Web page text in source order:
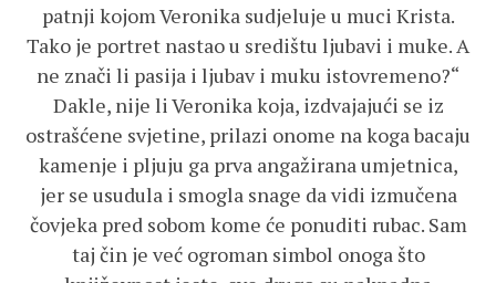
patnji kojom Veronika sudjeluje u muci Krista.
Tako je portret nastao u središtu ljubavi i muke. A
ne znači li pasija i ljubav i muku istovremeno?“
Dakle, nije li Veronika koja, izdvajajući se iz
ostrašćene svjetine, prilazi onome na koga bacaju
kamenje i pljuju ga prva angažirana umjetnica,
jer se usudula i smogla snage da vidi izmučena
čovjeka pred sobom kome će ponuditi rubac. Sam
taj čin je već ogroman simbol onoga što